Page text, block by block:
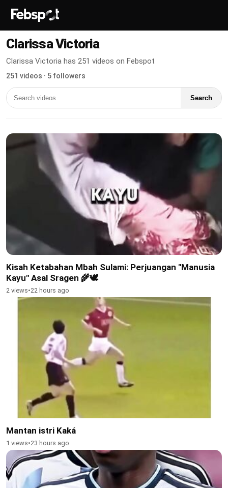
Clarissa Victoria
Clarissa Victoria has 251 videos on Febspot
251 videos · 5 followers
Search
Kisah Ketabahan Mbah Sulami: Perjuangan "Manusia
Kayu" Asal Sragen 🌾🕊
2 views•22 hours ago
Mantan istri Kaká
1 views•23 hours ago